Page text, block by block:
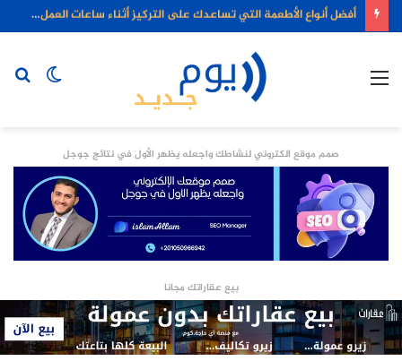
أفضل أنواع الأطعمة التي تساعدك على التركيز أثناء ساعات العمل الطويلة
الوضع
صمم موقع الكتروني لنشاطك واجعله يظهر الأول في نتائج جوجل
بيع عقاراتك مجانا